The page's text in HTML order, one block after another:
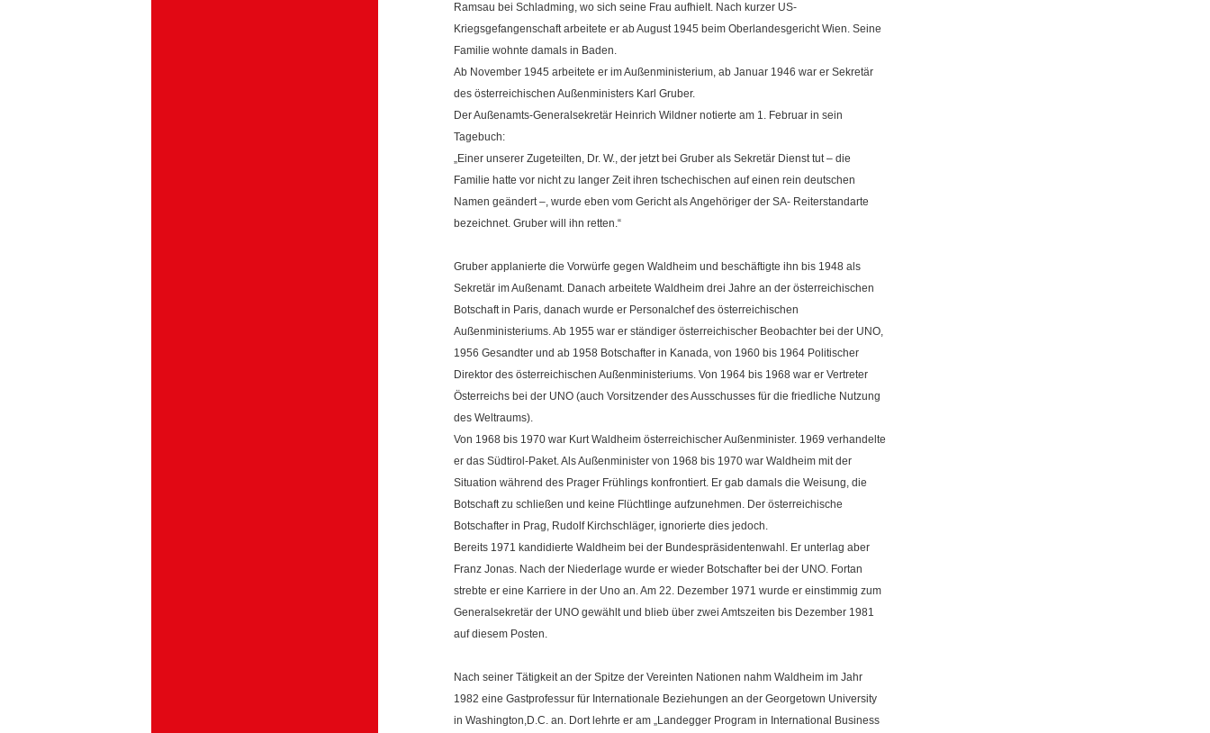
Ramsau bei Schladming, wo sich seine Frau aufhielt. Nach kurzer US-
Kriegsgefangenschaft arbeitete er ab August 1945 beim Oberlandesgericht Wien. Seine
Familie wohnte damals in Baden.
Ab November 1945 arbeitete er im Außenministerium, ab Januar 1946 war er Sekretär
des österreichischen Außenministers Karl Gruber.
Der Außenamts-Generalsekretär Heinrich Wildner notierte am 1. Februar in sein
Tagebuch:
„Einer unserer Zugeteilten, Dr. W., der jetzt bei Gruber als Sekretär Dienst tut – die
Familie hatte vor nicht zu langer Zeit ihren tschechischen auf einen rein deutschen
Namen geändert –, wurde eben vom Gericht als Angehöriger der SA- Reiterstandarte
bezeichnet. Gruber will ihn retten.“
Gruber applanierte die Vorwürfe gegen Waldheim und beschäftigte ihn bis 1948 als
Sekretär im Außenamt. Danach arbeitete Waldheim drei Jahre an der österreichischen
Botschaft in Paris, danach wurde er Personalchef des österreichischen
Außenministeriums. Ab 1955 war er ständiger österreichischer Beobachter bei der UNO,
1956 Gesandter und ab 1958 Botschafter in Kanada, von 1960 bis 1964 Politischer
Direktor des österreichischen Außenministeriums. Von 1964 bis 1968 war er Vertreter
Österreichs bei der UNO (auch Vorsitzender des Ausschusses für die friedliche Nutzung
des Weltraums).
Von 1968 bis 1970 war Kurt Waldheim österreichischer Außenminister. 1969 verhandelte
er das Südtirol-Paket. Als Außenminister von 1968 bis 1970 war Waldheim mit der
Situation während des Prager Frühlings konfrontiert. Er gab damals die Weisung, die
Botschaft zu schließen und keine Flüchtlinge aufzunehmen. Der österreichische
Botschafter in Prag, Rudolf Kirchschläger, ignorierte dies jedoch.
Bereits 1971 kandidierte Waldheim bei der Bundespräsidentenwahl. Er unterlag aber
Franz Jonas. Nach der Niederlage wurde er wieder Botschafter bei der UNO. Fortan
strebte er eine Karriere in der Uno an. Am 22. Dezember 1971 wurde er einstimmig zum
Generalsekretär der UNO gewählt und blieb über zwei Amtszeiten bis Dezember 1981
auf diesem Posten.
Nach seiner Tätigkeit an der Spitze der Vereinten Nationen nahm Waldheim im Jahr
1982 eine Gastprofessur für Internationale Beziehungen an der Georgetown University
in Washington,D.C. an. Dort lehrte er am „Landegger Program in International Business